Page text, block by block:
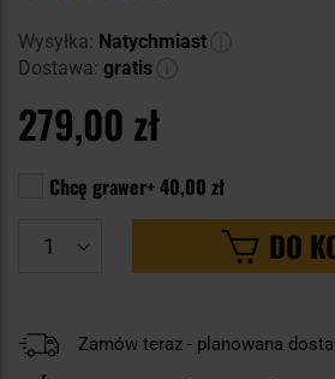
Wysyłka: Natychmiast
Dostawa: gratis
279,00 zł
Chcę grawer+40,00 zł
DO
Zamów teraz - planowana